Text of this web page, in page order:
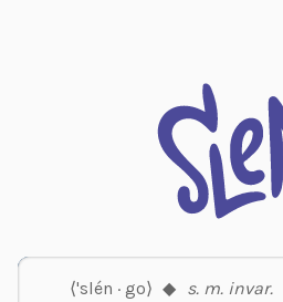
⟨'slén · go⟩ ◆ s. m. invar.